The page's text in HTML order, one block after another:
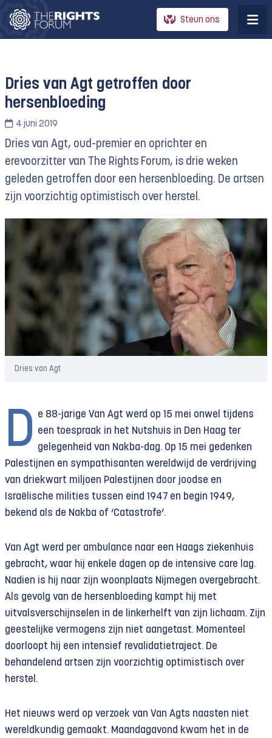
Steun ons
Dries van Agt getroffen door
hersenbloeding
4 juni 2019
Dries van Agt, oud-premier en oprichter en
erevoorzitter van The Rights Forum, is drie weken
geleden getroffen door een hersenbloeding. De artsen
zijn voorzichtig optimistisch over herstel.
Dries van Agt
D e 88-jarige Van Agt werd op 15 mei onwel tijdens
een toespraak in het Nutshuis in Den Haag ter
gelegenheid van Nakba-dag. Op 15 mei gedenken
Palestijnen en sympathisanten wereldwijd de verdrijving
van driekwart miljoen Palestijnen door joodse en
Israëlische milities tussen eind 1947 en begin 1949,
bekend als de Nakba of ‘Catastrofe’.
Van Agt werd per ambulance naar een Haags ziekenhuis
gebracht, waar hij enkele dagen op de intensive care lag.
Nadien is hij naar zijn woonplaats Nijmegen overgebracht.
Als gevolg van de hersenbloeding kampt hij met
uitvalsverschijnselen in de linkerhelft van zijn lichaam. Zijn
geestelijke vermogens zijn niet aangetast. Momenteel
doorloopt hij een intensief revalidatietraject. De
behandelend artsen zijn voorzichtig optimistisch over
herstel.
Het nieuws werd op verzoek van Van Agts naasten niet
wereldkundig gemaakt. Maandagavond kwam het in de